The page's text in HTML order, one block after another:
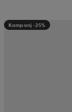
Kampanj -25%